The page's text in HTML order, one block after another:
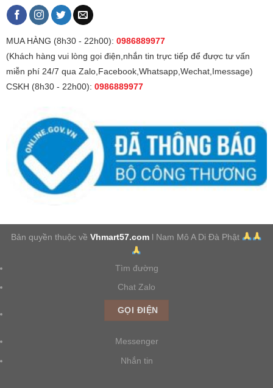
MUA HÀNG (8h30 - 22h00): 0986889977
(Khách hàng vui lòng gọi điện,nhắn tin trực tiếp để được tư vấn
miễn phí 24/7 qua Zalo,Facebook,Whatsapp,Wechat,Imessage)
CSKH (8h30 - 22h00): 0986889977
Bản quyền thuộc vềVhmart57.com l Nam Mô A Di Đà Phật
Tìm đường
Chat Zalo
GỌI ĐIỆN
Messenger
Nhắn tin